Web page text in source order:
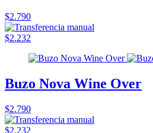
$2.790
$2.232
Buzo Nova Wine Over
$2.790
$2.232